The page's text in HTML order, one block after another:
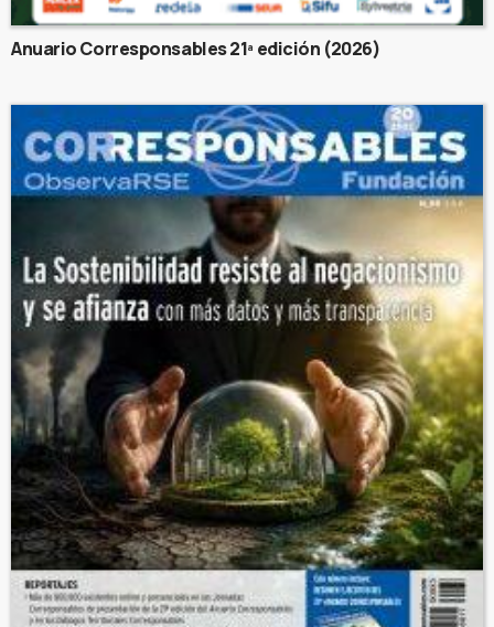
Anuario Corresponsables 21ª edición (2026)